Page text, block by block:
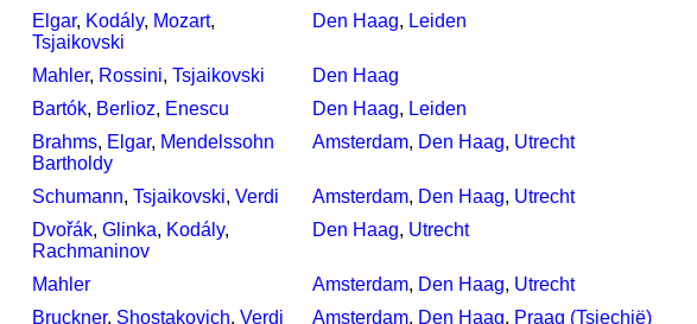
Elgar, Kodály, Mozart,
Tsjaikovski
Den Haag, Leiden
Mahler, Rossini, Tsjaikovski
Den Haag
Bartók, Berlioz, Enescu Den Haag, Leiden
Brahms, Elgar, Mendelssohn
Bartholdy
Amsterdam, Den Haag, Utrecht
Schumann, Tsjaikovski, Verdi Amsterdam, Den Haag, Utrecht
Dvořák, Glinka, Kodály,
Rachmaninov
Den Haag, Utrecht
Mahler Amsterdam, Den Haag, Utrecht
Bruckner, Shostakovich, Verdi Amsterdam, Den Haag, Praag (Tsjechië)